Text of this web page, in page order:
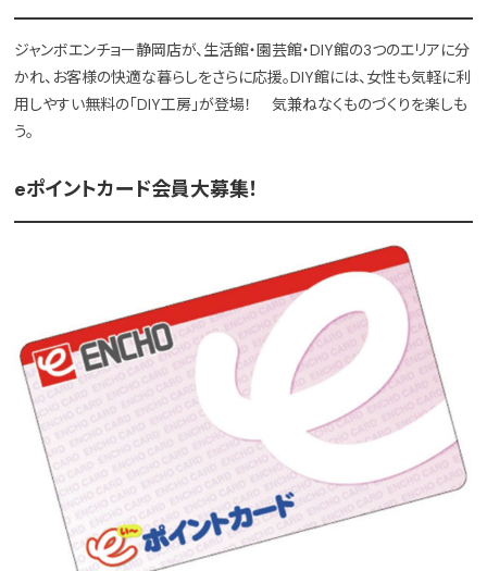
ジャンボエンチョー静岡店が、生活館・園芸館・DIY館の3つのエリアに分
かれ、お客様の快適な暮らしをさらに応援。DIY館には、女性も気軽に利
用しやすい無料の「DIY工房」が登場！ 気兼ねなくものづくりを楽しも
う。
eポイントカード会員大募集！